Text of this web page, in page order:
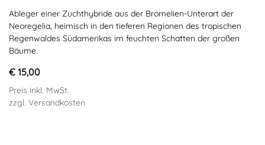
Ableger einer Zuchthybride aus der Bromelien-Unterart der
Neoregelia, heimisch in den tieferen Regionen des tropischen
Regenwaldes Südamerikas im feuchten Schatten der großen
Bäume.
€ 15,00
Preis inkl. MwSt.
zzgl. Versandkosten